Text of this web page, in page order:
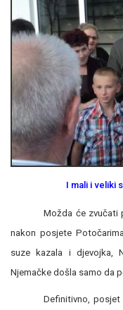
I mali i veliki
Možda će zvučati
nakon posjete
suze kazala i djevojka,
Njemačke došla samo da
Definitivno, posjet